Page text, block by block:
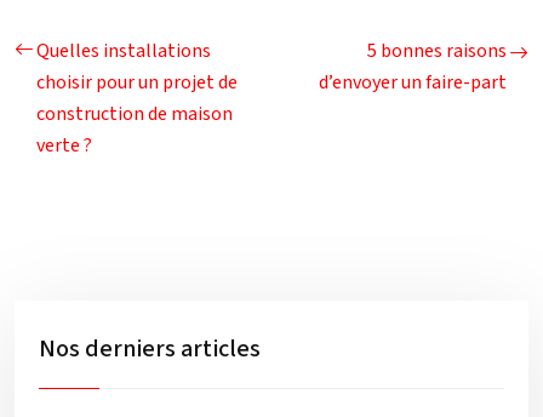
Quelles installations
choisir pour un projet de
construction de maison
verte ?
5 bonnes raisons
d’envoyer un faire-part
Nos derniers articles